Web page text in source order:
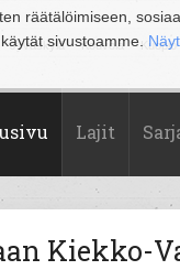
räätälöimiseen,
sivustoamme.
Jyväskylä Kouvola Kuopio
Lajit
Kiekko-